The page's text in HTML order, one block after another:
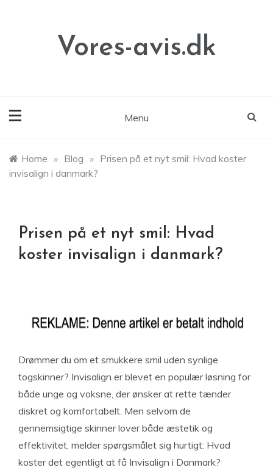
Vores-avis.dk
Menu
Home » Blog » Prisen på et nyt smil: Hvad koster
invisalign i danmark?
Prisen på et nyt smil: Hvad
koster invisalign i danmark?
Drømmer du om et smukkere smil uden synlige
togskinner? Invisalign er blevet en populær løsning for
både unge og voksne, der ønsker at rette tænder
diskret og komfortabelt. Men selvom de
gennemsigtige skinner lover både æstetik og
effektivitet, melder spørgsmålet sig hurtigt: Hvad
koster det egentligt at få Invisalign i Danmark?